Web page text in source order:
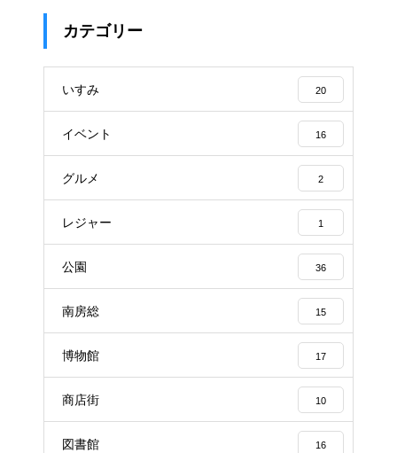
カテゴリー
いすみ 20
イベント 16
グルメ 2
レジャー 1
公園 36
南房総 15
博物館 17
商店街 10
図書館 16